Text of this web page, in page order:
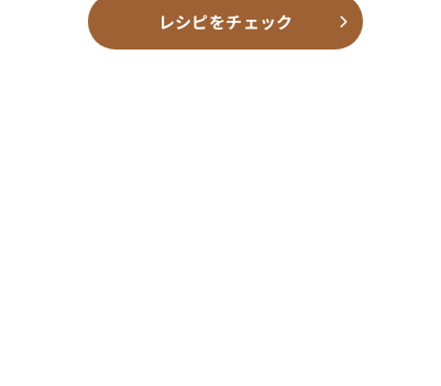
レシピをチェック